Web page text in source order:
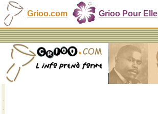
Grioo.com Grioo Pour Elle